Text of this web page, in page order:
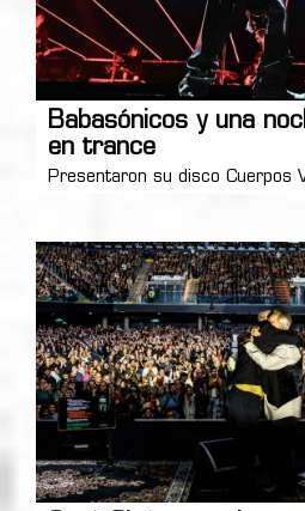
Babasónicos y una
en trance
Presentaron su disco Cuerpos